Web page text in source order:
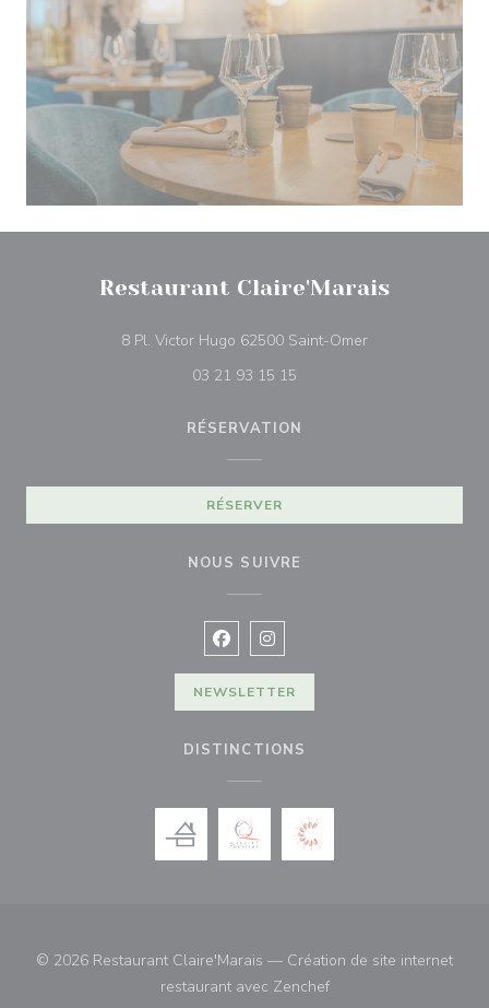
Restaurant Claire'Marais
8 Pl. Victor Hugo 62500 Saint-Omer((ouvre une
03 21 93 15 15
RÉSERVATION
RÉSERVER
NOUS SUIVRE
Facebook ((ouvre une nouvelle
Instagram ((ouvre une
NEWSLETTER
DISTINCTIONS
© 2026 Restaurant Claire'Marais — Création de site internet
restaurant avec Zenchef((ouvre une nouvelle